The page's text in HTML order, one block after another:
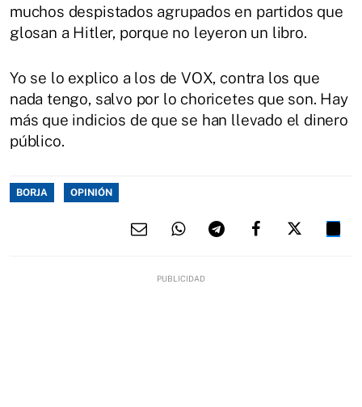
muchos despistados agrupados en partidos que
glosan a Hitler, porque no leyeron un libro.
Yo se lo explico a los de VOX, contra los que
nada tengo, salvo por lo choricetes que son. Hay
más que indicios de que se han llevado el dinero
público.
BORJA OPINIÓN